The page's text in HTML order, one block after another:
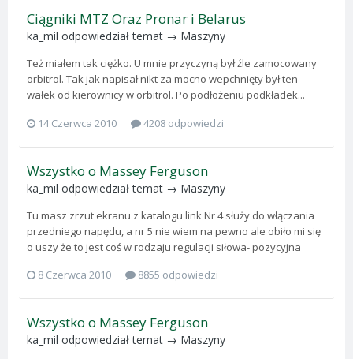
Ciągniki MTZ Oraz Pronar i Belarus
ka_mil odpowiedział temat → Maszyny
Też miałem tak ciężko. U mnie przyczyną był źle zamocowany
orbitrol. Tak jak napisał nikt za mocno wepchnięty był ten
wałek od kierownicy w orbitrol. Po podłożeniu podkładek...
14 Czerwca 2010
4208 odpowiedzi
Wszystko o Massey Ferguson
ka_mil odpowiedział temat → Maszyny
Tu masz zrzut ekranu z katalogu link Nr 4 służy do włączania
przedniego napędu, a nr 5 nie wiem na pewno ale obiło mi się
o uszy że to jest coś w rodzaju regulacji siłowa- pozycyjna
8 Czerwca 2010
8855 odpowiedzi
Wszystko o Massey Ferguson
ka_mil odpowiedział temat → Maszyny